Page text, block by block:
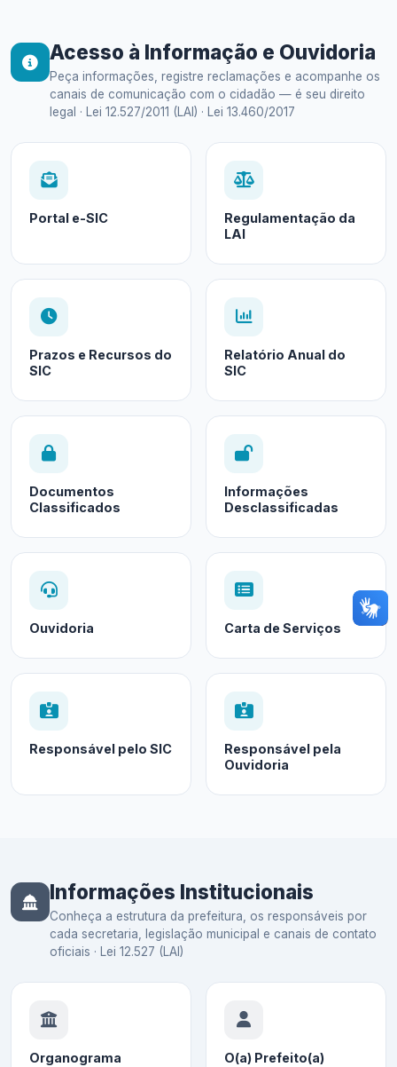
Acesso à Informação e Ouvidoria
Peça informações, registre reclamações e acompanhe os
canais de comunicação com o cidadão — é seu direito
legal · Lei 12.527/2011 (LAI) · Lei 13.460/2017
Portal e-SIC
Regulamentação da
LAI
Prazos e Recursos do
SIC
Relatório Anual do
SIC
Documentos
Classificados
Informações
Desclassificadas
Ouvidoria Carta de Serviços
Responsável pelo SIC
Responsável pela
Ouvidoria
Informações Institucionais
Conheça a estrutura da prefeitura, os responsáveis por
cada secretaria, legislação municipal e canais de contato
oficiais · Lei 12.527 (LAI)
Organograma O(a) Prefeito(a)